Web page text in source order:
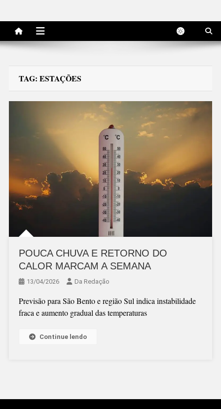
TAG: ESTAÇÕES
POUCA CHUVA E RETORNO DO
CALOR MARCAM A SEMANA
13/04/2026 Da Redação
Previsão para São Bento e região Sul indica instabilidade
fraca e aumento gradual das temperaturas
Continue lendo